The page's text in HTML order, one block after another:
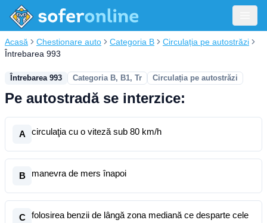
Acasă Chestionare auto Categoria B
Circulația pe autostrăzi
Întrebarea 993
Întrebarea 993 Categoria B, B1, Tr Circulația pe autostrăzi
Pe autostradă se interzice:
A circulaţia cu o viteză sub 80 km/h
B manevra de mers înapoi
C
folosirea benzii de lângă zona mediană ce desparte cele